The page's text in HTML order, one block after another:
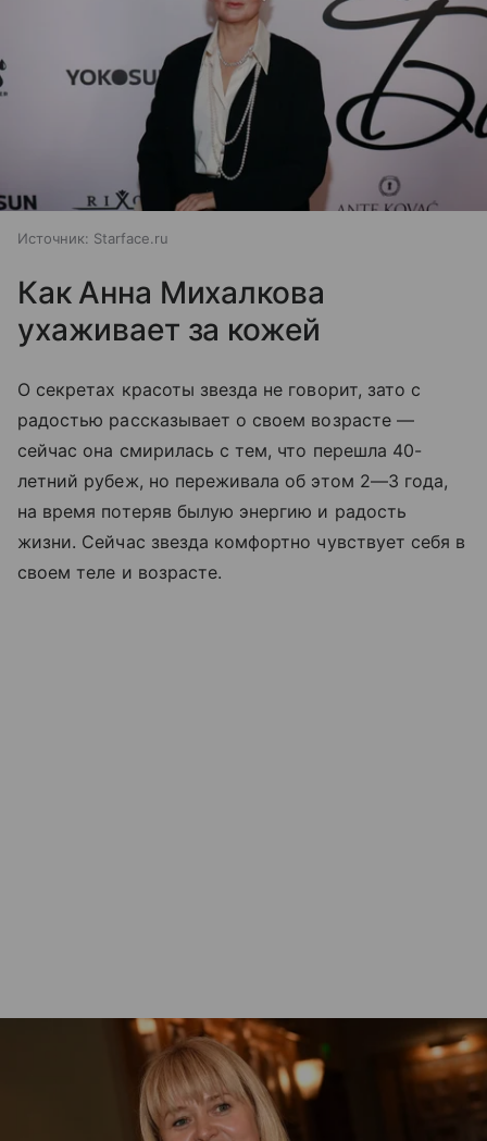
Источник: Starface.ru
Как Анна Михалкова
ухаживает за кожей
О секретах красоты звезда не говорит, зато с
радостью рассказывает о своем возрасте —
сейчас она смирилась с тем, что перешла 40-
летний рубеж, но переживала об этом 2—3 года,
на время потеряв былую энергию и радость
жизни. Сейчас звезда комфортно чувствует себя в
своем теле и возрасте.